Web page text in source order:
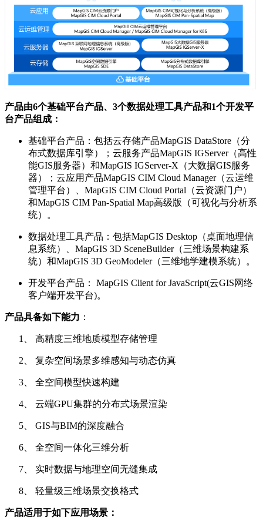
产品由6个基础平台产品、3个数据处理工具产品和1个开发平
台产品组成：
基础平台产品：包括云存储产品MapGIS DataStore（分
布式数据库引擎）；云服务产品MapGIS IGServer（高性
能GIS服务器）和MapGIS IGServer-X（大数据GIS服务
器）；云应用产品MapGIS CIM Cloud Manager（云运维
管理平台）、MapGIS CIM Cloud Portal（云资源门户）
和MapGIS CIM Pan-Spatial Map高级版（可视化与分析系
统）。
数据处理工具产品：包括MapGIS Desktop（桌面地理信
息系统）、MapGIS 3D SceneBuilder（三维场景构建系
统）和MapGIS 3D GeoModeler（三维地学建模系统）。
开发平台产品： MapGIS Client for JavaScript(云GIS网络
客户端开发平台)。
产品具备如下能力 ：
1、 高精度三维地质模型存储管理
2、 复杂空间场景多维感知与动态仿真
3、 全空间模型快速构建
4、 云端GPU集群的分布式场景渲染
5、 GIS与BIM的深度融合
6、 全空间一体化三维分析
7、 实时数据与地理空间无缝集成
8、 轻量级三维场景交换格式
产品适用于如下应用场景：